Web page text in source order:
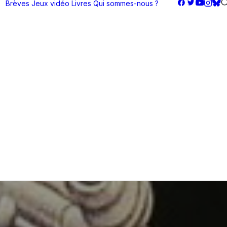
Brèves Jeux vidéo Livres Qui sommes-nous ?